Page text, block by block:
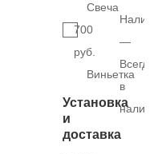
Свеча
700
руб.
Виньетка
Установка
и
доставка
—
Всегда
в